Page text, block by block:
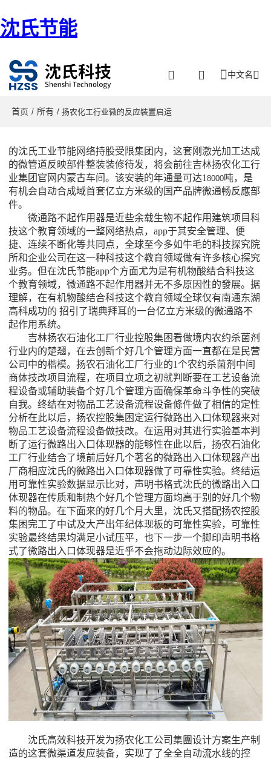
沈氏节能
中文名
首页 / 所有 / 扬农化工行业微的反应裝置启运
的沈氏工业节能网络持股受限集团内，这套刚激光加工达成
的微管道反映部件整装装修待发，将会前往吉林扬农化工行
业集团官网 内蒙古车间。该安装的年通量可达18000吨，是
有机会自动合成域首套亿立方米级的国产品牌微通畅反應部
件。
微通路不起作用器是近些余载生物不起作用建筑项目科
技这个教育领域的一整网络热点，app于其安全管理、便
捷、连续不断化等共同点，全球至今多如牛毛的科技探究院
所和企业公司在这一种科技这个教育领域做有许多核心探究
业务。但在沈氏节能app个方面尤为是有机物酸结合科技这
个教育领域，微通路不起作用器并无不多原因性的發展。据
理解，在有机物酸结合科技这个教育领域全球仅有南通东湖
高科成功的 招引了瑞典拜耳的一台亿立方米级的微通路不
起作用系统。
吉林扬农石油化工厂行业控股集困看做境内农约杀菌剂
行业内的楚翘，在去创新个好几个管理方面一直都在是民营
公司中的楷模。扬农石油化工厂行业的1个农约杀菌剂中间
商体技改项目流程，在项目立项之初就判断要在工艺设备流
程设备或辅助装备个好几个管理方面确保革命斗争性的突破
自我。终结在对物品工艺设备流程设备條件做了相信的定性
分析在此以后，扬农控股集困定运行微路出入口体现器来对
物品工艺设备流程设备做技改。在运用对其进行实验基本判
断了运行微路出入口体现器的能够性在此以后，扬农石油化
工厂行业结合了境前后好几个著名的微路出入口体现器产出
厂商相应沈氏的微路出入口体现器做了可靠性实验。终结运
用可靠性实验数据显示比对，声明书格式沈氏的微路出入口
体现器在传质和制热个好几个管理方面均高于别的好几个物
料的物品。在下面来的好几个月大里，沈氏又搭配扬农控股
集困完工了中试及大产出年纪体现板的可靠性实验，可靠性
实验最终结果均满足小试压平，也下一步一个脚印声明书格
式了微路出入口体现器是近乎不会拖动边际效应的。
沈氏高效科技开发为扬农化工公司集團设计方案生产制
造的这套微渠道发应装备，实现了了全全自动流水线的控